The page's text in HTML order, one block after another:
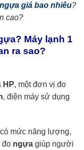
giá bao nhiêu?
cao?
Máy lạnh 1
ra sao?
HP, một đơn vị đo
, điện máy sử dụng
mức năng lượng,
đo ngựa giúp người